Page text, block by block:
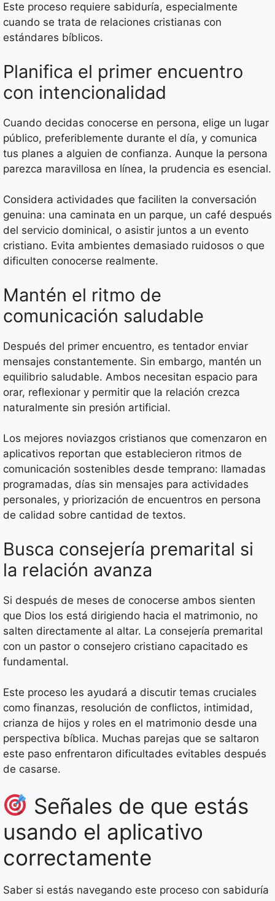
Este proceso requiere sabiduría, especialmente
cuando se trata de relaciones cristianas con
estándares bíblicos.
Planifica el primer encuentro
con intencionalidad
Cuando decidas conocerse en persona, elige un lugar
público, preferiblemente durante el día, y comunica
tus planes a alguien de confianza. Aunque la persona
parezca maravillosa en línea, la prudencia es esencial.
Considera actividades que faciliten la conversación
genuina: una caminata en un parque, un café después
del servicio dominical, o asistir juntos a un evento
cristiano. Evita ambientes demasiado ruidosos o que
dificulten conocerse realmente.
Mantén el ritmo de
comunicación saludable
Después del primer encuentro, es tentador enviar
mensajes constantemente. Sin embargo, mantén un
equilibrio saludable. Ambos necesitan espacio para
orar, reflexionar y permitir que la relación crezca
naturalmente sin presión artificial.
Los mejores noviazgos cristianos que comenzaron en
aplicativos reportan que establecieron ritmos de
comunicación sostenibles desde temprano: llamadas
programadas, días sin mensajes para actividades
personales, y priorización de encuentros en persona
de calidad sobre cantidad de textos.
Busca consejería premarital si
la relación avanza
Si después de meses de conocerse ambos sienten
que Dios los está dirigiendo hacia el matrimonio, no
salten directamente al altar. La consejería premarital
con un pastor o consejero cristiano capacitado es
fundamental.
Este proceso les ayudará a discutir temas cruciales
como finanzas, resolución de conflictos, intimidad,
crianza de hijos y roles en el matrimonio desde una
perspectiva bíblica. Muchas parejas que se saltaron
este paso enfrentaron dificultades evitables después
de casarse.
Señales de que estás
usando el aplicativo
correctamente
Saber si estás navegando este proceso con sabiduría